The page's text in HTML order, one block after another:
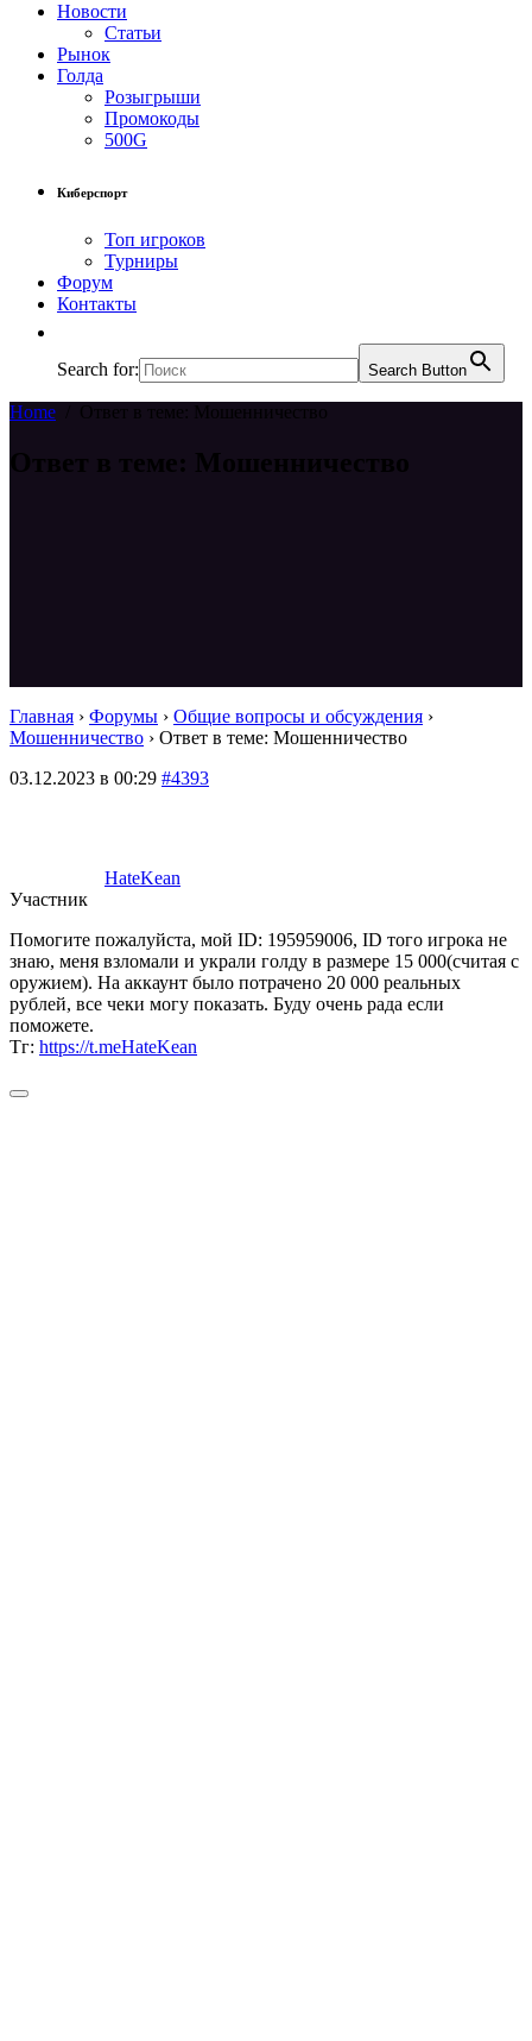
Новости
Статьи
Рынок
Голда
Розыгрыши
Промокоды
500G
Киберспорт
Топ игроков
Турниры
Форум
Контакты
Search for: Search Button
Home Ответ в теме: Мошенничество
Ответ в теме: Мошенничество
Главная › Форумы › Общие вопросы и обсуждения ›
Мошенничество › Ответ в теме: Мошенничество
03.12.2023 в 00:29 #4393
HateKean
Участник
Помогите пожалуйста, мой ID: 195959006, ID того игрока не
знаю, меня взломали и украли голду в размере 15 000(считая с
оружием). На аккаунт было потрачено 20 000 реальных
рублей, все чеки могу показать. Буду очень рада если
поможете.
Тг: https://t.meHateKean